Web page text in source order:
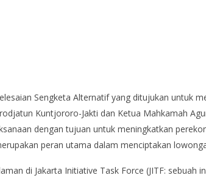
Sengketa Alternatif yang ditujukan untuk
Kuntjororo-Jakti dan Ketua Mahkamah
dengan tujuan untuk meningkatkan
peran utama dalam menciptakan
di Jakarta Initiative Task Force (JITF: